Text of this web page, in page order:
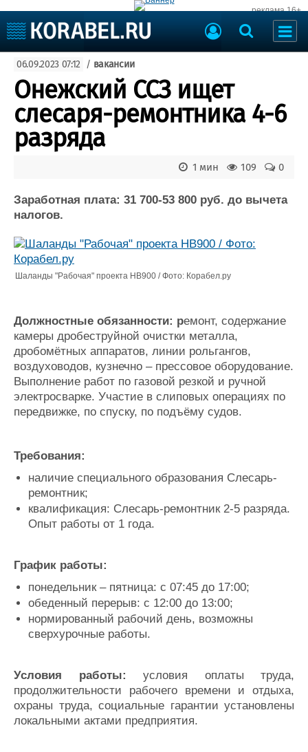
реклама 16+
Судоходство
Судоремонт
События
Порты
ВМФ
Образование
Судостроение
Пульс
Новости
Компании
Репутация
Журнал
Реклама
Торговая площадка
Продажа флота
Оборудование
Изделия
Конференции
Выставки и семинары
Личности
Флот
Галерея флота
Форум
06.09.2023 07:12 / вакансии
Онежский ССЗ ищет
слесаря-ремонтника 4-6
разряда
0
109
1 мин
Заработная плата: 31 700-53 800 руб. до вычета
налогов.
Шаланды "Рабочая" проекта НВ900 / Фото: Корабел.ру
Должностные обязанности: ремонт, содержание
камеры дробеструйной очистки металла,
дробомётных аппаратов, линии рольгангов,
воздуховодов, кузнечно – прессовое оборудование.
Выполнение работ по газовой резкой и ручной
электросварке. Участие в слиповых операциях по
передвижке, по спуску, по подъёму судов.
Требования:
наличие специального образования Слесарь-
ремонтник;
квалификация: Слесарь-ремонтник 2-5 разряда.
Опыт работы от 1 года.
График работы:
понедельник – пятница: с 07:45 до 17:00;
обеденный перерыв: с 12:00 до 13:00;
нормированный рабочий день, возможны
сверхурочные работы.
Условия работы: условия оплаты труда,
продолжительности рабочего времени и отдыха,
охраны труда, социальные гарантии установлены
локальными актами предприятия.